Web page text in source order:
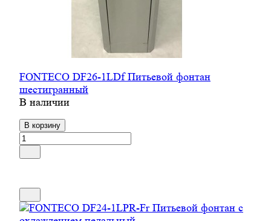
FONTECO DF26-1LDf Питьевой фонтан
шестигранный
В наличии
В корзину